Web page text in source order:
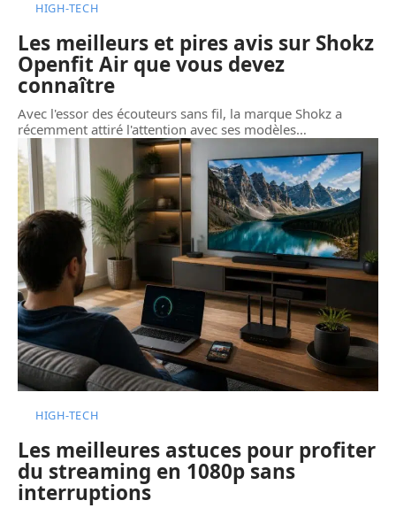
HIGH-TECH
Les meilleurs et pires avis sur Shokz
Openfit Air que vous devez
connaître
Avec l'essor des écouteurs sans fil, la marque Shokz a
récemment attiré l'attention avec ses modèles…
HIGH-TECH
Les meilleures astuces pour profiter
du streaming en 1080p sans
interruptions